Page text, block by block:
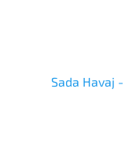
Sada Havaj